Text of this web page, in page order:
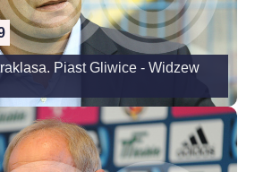
Piast Gliwice - Widzew